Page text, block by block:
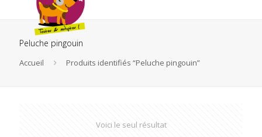
Peluche pingouin
Accueil Produits identifiés “Peluche pingouin”
Voici le seul résultat